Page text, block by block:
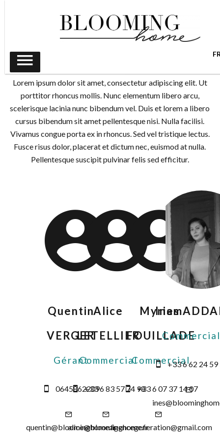
Lorem ipsum dolor sit amet, consectetur adipiscing elit. Ut
porttitor rhoncus mollis. Nunc elementum libero arcu,
scelerisque lacinia nunc bibendum vel. Duis et lorem a libero
cursus bibendum sit amet pellentesque nisi. Nulla facilisi.
Vivamus congue porta ex in rhoncus. Sed vel tristique lectus.
Fusce risus dolor, placerat et dictum nec, euismod at nulla.
Pellentesque suscipit pulvinar felis sed efficitur.
Quentin
VERGER
Gérant
0645862209
quentin@bloominghome.fr
Alice
LETELLIER
Commercial
+33 6 83 57 74 98
alice@bloominghome.fr
Myriam
FOUILLADE
Commercial
+33 6 07 37 14 07
agencegeneration@gmail.com
Ines
+33 6 62 24 59